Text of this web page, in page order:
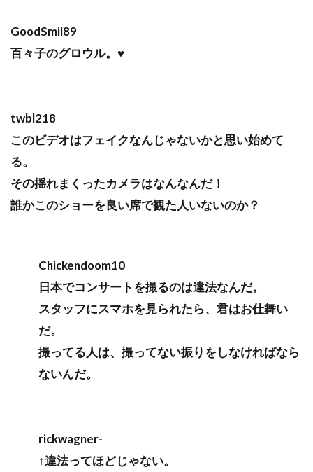
GoodSmil89
百々子のグロウル。♥
twbl218
このビデオはフェイクなんじゃないかと思い始めて
る。
その揺れまくったカメラはなんなんだ！
誰かこのショーを良い席で観た人いないのか？
Chickendoom10
日本でコンサートを撮るのは違法なんだ。
スタッフにスマホを見られたら、君はお仕舞い
だ。
撮ってる人は、撮ってない振りをしなければなら
ないんだ。
rickwagner-
↑違法ってほどじゃない。